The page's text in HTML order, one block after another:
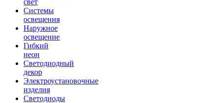
свет
Системы
освещения
Наружное
освещение
Гибкий
неон
Светодиодный
декор
Электроустановочные
изделия
Светодиоды